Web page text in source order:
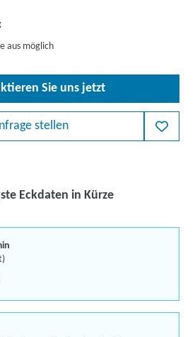
aus möglich
Sie uns jetzt
stellen
Eckdaten in Kürze